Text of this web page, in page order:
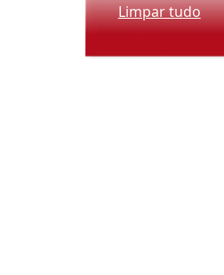
Limpar tudo